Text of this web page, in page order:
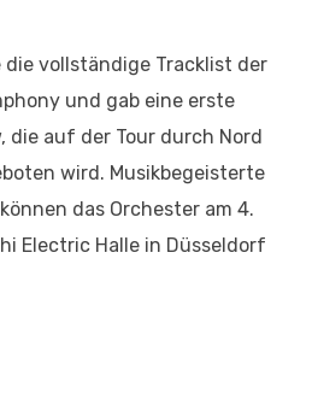
vollständige Tracklist der
und gab eine erste
die auf der Tour durch Nord
wird. Musikbegeisterte
das Orchester am 4.
Electric Halle in Düsseldorf